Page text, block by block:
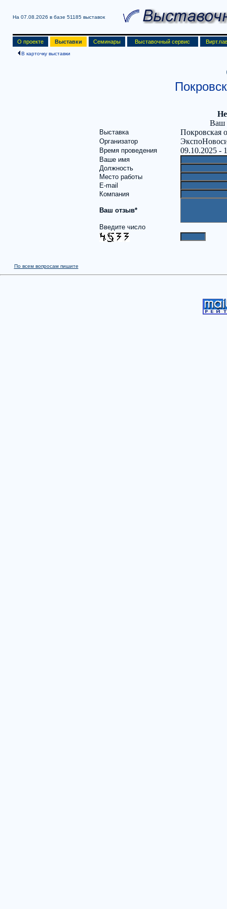
На 07.08.2026 в базе 51185 выставок
О проекте Выставки Семинары Выставочный сервис
В карточку выставки
Ваш
Выставка Покровская
Организатор
Время проведения 09.10.2025 -
Ваше имя
Должность
Место работы
E-mail
Компания
Ваш отзыв*
Введите число
По всем вопросам пишите